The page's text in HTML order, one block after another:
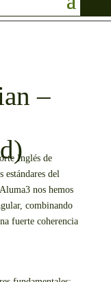
–
Inglés de
estándares del
nos hemos
combinando
fuerte coherencia